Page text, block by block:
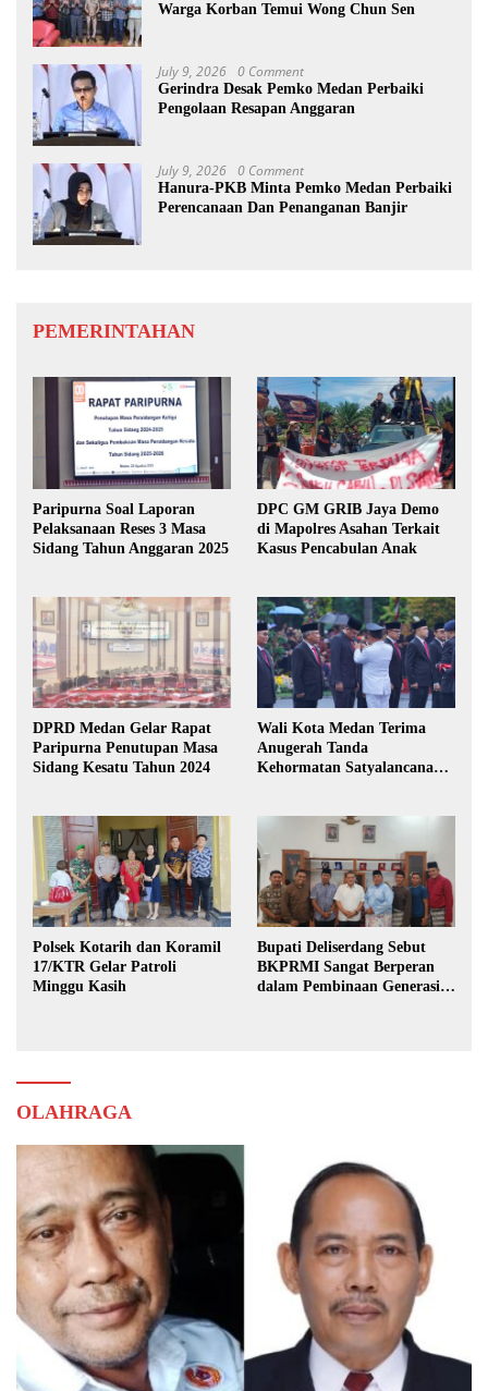
Warga Korban Temui Wong Chun Sen
July 9, 2026 0 Comment
Gerindra Desak Pemko Medan Perbaiki
Pengolaan Resapan Anggaran
July 9, 2026 0 Comment
Hanura-PKB Minta Pemko Medan Perbaiki
Perencanaan Dan Penanganan Banjir
PEMERINTAHAN
Paripurna Soal Laporan
Pelaksanaan Reses 3 Masa
Sidang Tahun Anggaran 2025
DPC GM GRIB Jaya Demo
di Mapolres Asahan Terkait
Kasus Pencabulan Anak
DPRD Medan Gelar Rapat
Paripurna Penutupan Masa
Sidang Kesatu Tahun 2024
Wali Kota Medan Terima
Anugerah Tanda
Kehormatan Satyalancana
Polsek Kotarih dan Koramil
17/KTR Gelar Patroli
Minggu Kasih
Bupati Deliserdang Sebut
BKPRMI Sangat Berperan
dalam Pembinaan Generasi
OLAHRAGA